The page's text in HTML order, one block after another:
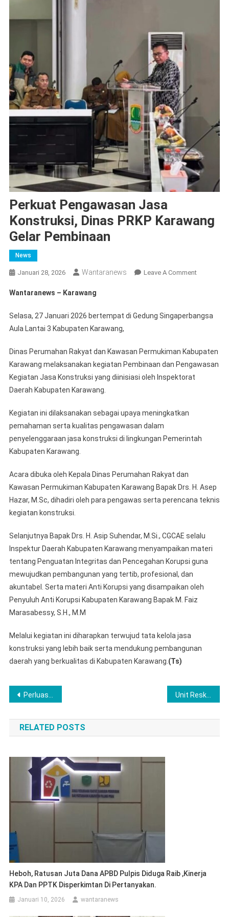
Perkuat Pengawasan Jasa
Konstruksi, Dinas PRKP Karawang
Gelar Pembinaan
News
Januari 28, 2026 Wantaranews Leave A CommentOn
Konstruksi,
Karawang
Gelar
Wantaranews – Karawang
Selasa, 27 Januari 2026 bertempat di Gedung Singaperbangsa
Aula Lantai 3 Kabupaten Karawang,
Dinas Perumahan Rakyat dan Kawasan Permukiman Kabupaten
Karawang melaksanakan kegiatan Pembinaan dan Pengawasan
Kegiatan Jasa Konstruksi yang diinisiasi oleh Inspektorat
Daerah Kabupaten Karawang.
Kegiatan ini dilaksanakan sebagai upaya meningkatkan
pemahaman serta kualitas pengawasan dalam
penyelenggaraan jasa konstruksi di lingkungan Pemerintah
Kabupaten Karawang.
Acara dibuka oleh Kepala Dinas Perumahan Rakyat dan
Kawasan Permukiman Kabupaten Karawang Bapak Drs. H. Asep
Hazar, M.Sc, dihadiri oleh para pengawas serta perencana teknis
kegiatan konstruksi.
Selanjutnya Bapak Drs. H. Asip Suhendar, M.Si., CGCAE selalu
Inspektur Daerah Kabupaten Karawang menyampaikan materi
tentang Penguatan Integritas dan Pencegahan Korupsi guna
mewujudkan pembangunan yang tertib, profesional, dan
akuntabel. Serta materi Anti Korupsi yang disampaikan oleh
Penyuluh Anti Korupsi Kabupaten Karawang Bapak M. Faiz
Marasabessy, S.H., M.M
Melalui kegiatan ini diharapkan terwujud tata kelola jasa
konstruksi yang lebih baik serta mendukung pembangunan
daerah yang berkualitas di Kabupaten Karawang.(Ts)
Navigasi
pos
Perluas Cakupan BPJS Gratis Bagi Warga, Bupati OKI Raih UHC Award 2026 Unit Reskrim Polsek BTS Ulu Bersama Warga Amankan Pelaku Pencurian Sawit
RELATED POSTS
Heboh, Ratusan Juta Dana APBD Pulpis Diduga Raib ,Kinerja
KPA Dan PPTK Disperkimtan Di Pertanyakan.
Januari 10, 2026 wantaranews